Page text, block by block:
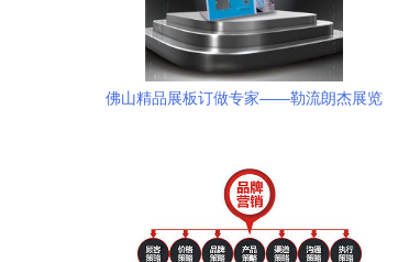
佛山精品展板订做专家——勒流朗杰展览